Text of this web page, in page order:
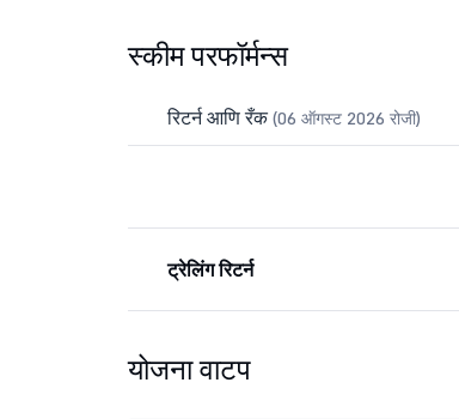
स्कीम परफॉर्मन्स
रिटर्न आणि रँक(06 ऑगस्ट 2026 रोजी)
ट्रेलिंग रिटर्न
योजना वाटप